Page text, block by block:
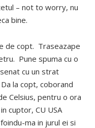
– not to worry, nu
bine.
de copt. Traseazape
Pune spuma cu o
cu un strat
la copt, coborand
Celsius, pentru o ora
cuptor, CU USA
ma in jurul ei si